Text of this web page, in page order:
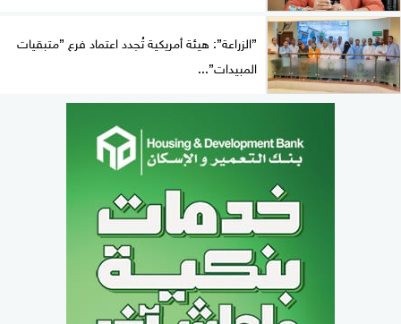
”الزراعة”: هيئة أمريكية تُجدد اعتماد فرع ”متبقيات
المبيدات”...